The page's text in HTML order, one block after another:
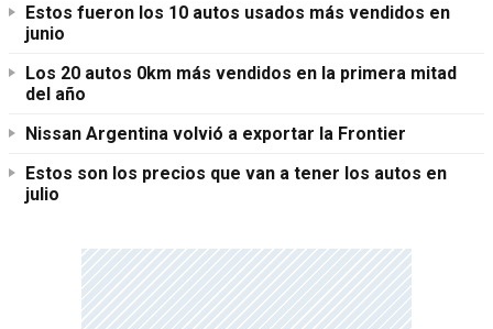
Estos fueron los 10 autos usados más vendidos en
junio
Los 20 autos 0km más vendidos en la primera mitad
del año
Nissan Argentina volvió a exportar la Frontier
Estos son los precios que van a tener los autos en
julio